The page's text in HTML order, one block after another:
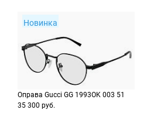
Новинка
Оправа Gucci GG 1993OK 003 51
35 300 руб.